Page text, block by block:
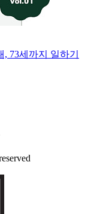
73세까지 일하기